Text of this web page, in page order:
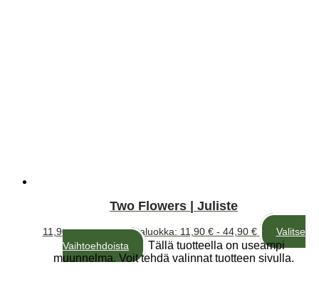
Two Flowers | Juliste
11,90€ – 44,90€Hintaluokka: 11,90 € - 44,90 €
Valitse
Vaihtoehdoista
Tällä tuotteella on useampi
muunnelma. Voit tehdä valinnat tuotteen sivulla.